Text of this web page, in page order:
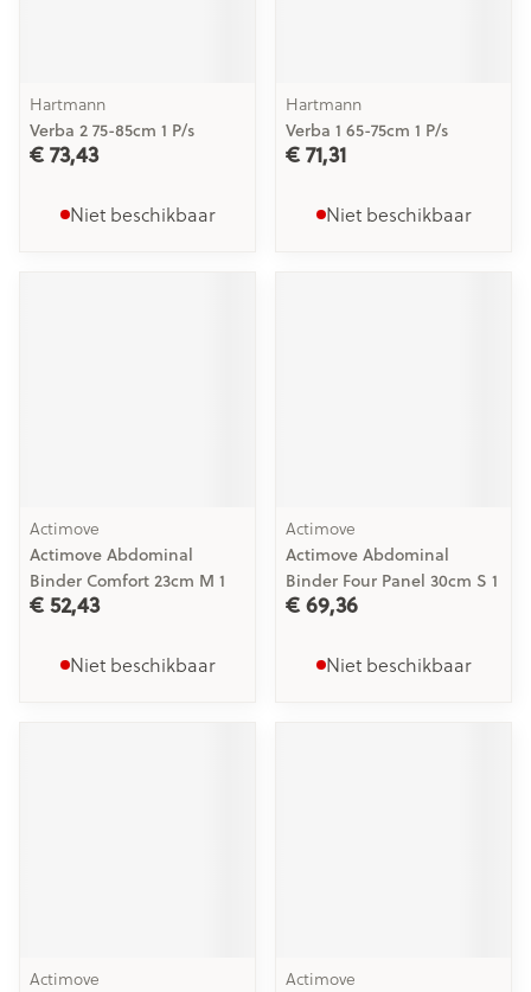
Hartmann
Verba 2 75-85cm 1 P/s
€ 73,43
Niet beschikbaar
Hartmann
Verba 1 65-75cm 1 P/s
€ 71,31
Niet beschikbaar
Actimove
Actimove Abdominal
Binder Comfort 23cm M 1
€ 52,43
Niet beschikbaar
Actimove
Actimove Abdominal
Binder Four Panel 30cm S 1
€ 69,36
Niet beschikbaar
Actimove
Actimove